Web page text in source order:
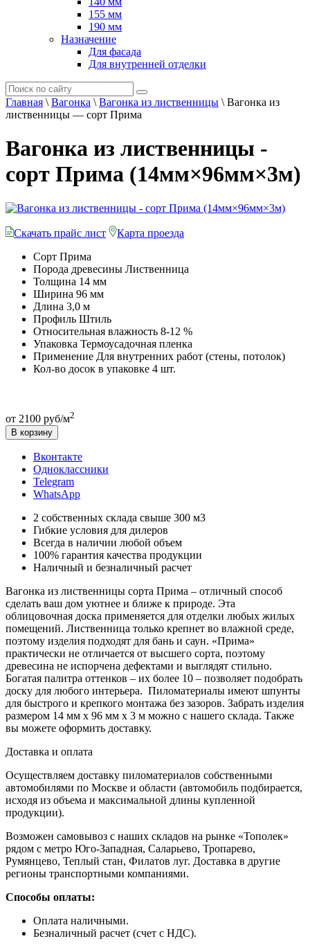
155 мм
190 мм
Назначение
Для фасада
Для внутренней отделки
Главная \ Вагонка \ Вагонка из лиственницы \ Вагонка из
лиственницы — сорт Прима
Вагонка из лиственницы -
сорт Прима (14мм×96мм×3м)
Скачать прайс лист
Карта проезда
Сорт Прима
Порода древесины Лиственница
Толщина 14 мм
Ширина 96 мм
Длина 3,0 м
Профиль Штиль
Относительная влажность 8-12 %
Упаковка Термоусадочная пленка
Применение Для внутренних работ (стены, потолок)
Кол-во досок в упаковке 4 шт.
от 2100 руб/м2
В корзину
Вконтакте
Одноклассники
Telegram
WhatsApp
2 собственных склада свыше 300 м3
Гибкие условия для дилеров
Всегда в наличии любой объем
100% гарантия качества продукции
Наличный и безналичный расчет
Вагонка из лиственницы сорта Прима – отличный способ
сделать ваш дом уютнее и ближе к природе. Эта
облицовочная доска применяется для отделки любых жилых
помещений. Лиственница только крепнет во влажной среде,
поэтому изделия подходят для бань и саун. «Прима»
практически не отличается от высшего сорта, поэтому
древесина не испорчена дефектами и выглядят стильно.
Богатая палитра оттенков – их более 10 – позволяет подобрать
доску для любого интерьера. Пиломатериалы имеют шпунты
для быстрого и крепкого монтажа без зазоров. Забрать изделия
размером 14 мм х 96 мм х 3 м можно с нашего склада. Также
вы можете оформить доставку.
Доставка и оплата
Осуществляем доставку пиломатериалов собственными
автомобилями по Москве и области (автомобиль подбирается,
исходя из объема и максимальной длины купленной
продукции).
Возможен самовывоз с наших складов на рынке «Тополек»
рядом с метро Юго-Западная, Саларьево, Тропарево,
Румянцево, Теплый стан, Филатов луг. Доставка в другие
регионы транспортными компаниями.
Способы оплаты:
Оплата наличными.
Безналичный расчет (счет с НДС).